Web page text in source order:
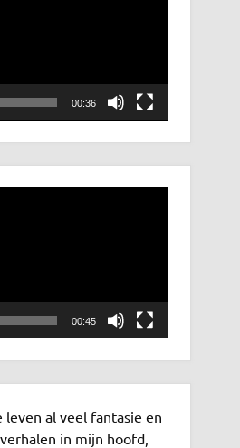
00:36
00:45
leven al veel fantasie en
in mijn hoofd,